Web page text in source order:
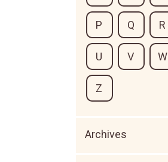
P Q R
U V W
Z
Archives